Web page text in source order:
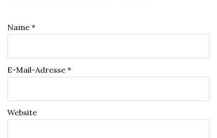
Name *
E-Mail-Adresse *
Website